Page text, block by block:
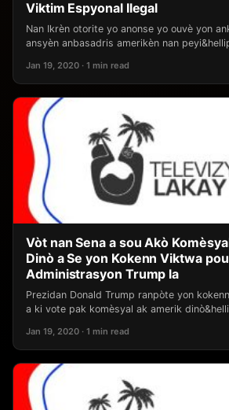
Viktim Espyonal Ilegal
Nan Ikrèn otorite yo anonse yo ouvè yon
ansyèn anbasadris amerikèn nan
Jan 19, 2020 · 1 min read
Vòt nan Sena a sou Akò
Dinò a Se yon Kokenn Viktwa pou
Administrasyon Trump la
Prezidan Donald Trump ranpòte yon
a ki vote pak komèsyal ak amerik
Jan 19, 2020 · 1 min read